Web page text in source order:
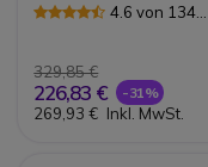
4.6 von 134
329,85 €
226,83 € -31%
269,93 € Inkl. MwSt.